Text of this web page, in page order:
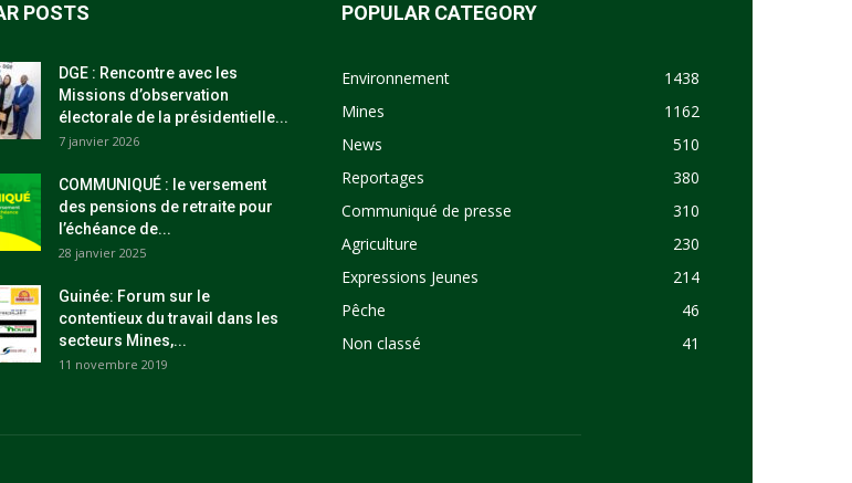
POSTS
DGE : Rencontre avec les
Missions d’observation
électorale de la présidentielle...
7 janvier 2026
COMMUNIQUÉ : le versement
des pensions de retraite pour
l’échéance de...
28 janvier 2025
Guinée: Forum sur le
contentieux du travail dans les
secteurs Mines,...
11 novembre 2019
POPULAR CATEGORY
Environnement
1438
Mines
1162
News
510
Reportages
380
Communiqué de presse
310
Agriculture
230
Expressions Jeunes
214
Pêche
46
Non classé
41